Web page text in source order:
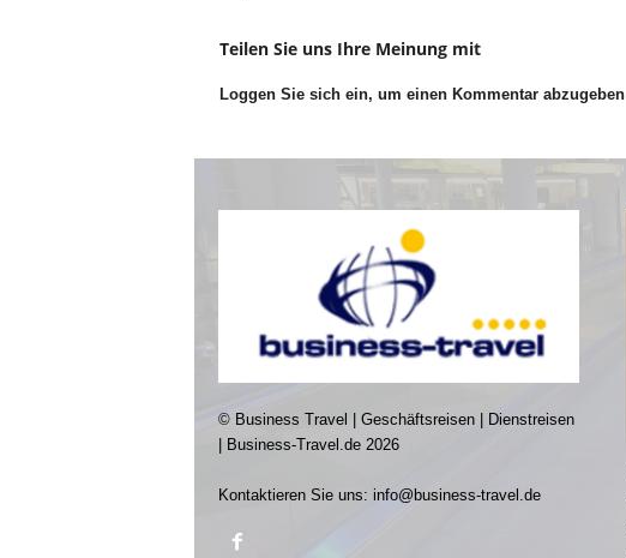
Teilen Sie uns Ihre Meinung mit
Loggen Sie sich ein, um einen Kommentar abzugeben
© Business Travel | Geschäftsreisen | Dienstreisen
| Business-Travel.de 2026
Kontaktieren Sie uns: info@business-travel.de